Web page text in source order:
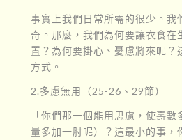
事實上我們日常所需的很少。我
奇。那麼，我們為何要讓衣食在
置？為何要掛心、憂慮將來呢？
方式。
2.多慮無用（25-26、29節）
「你們那一個能用思慮，使壽
量多加一肘呢）？這最小的事，